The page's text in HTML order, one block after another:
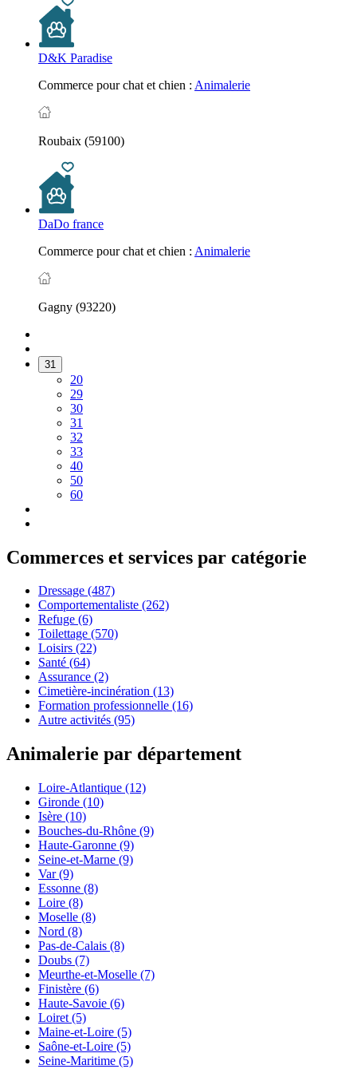
D&K Paradise
Commerce pour chat et chien : Animalerie
Roubaix (59100)
DaDo france
Commerce pour chat et chien : Animalerie
Gagny (93220)
31
20
29
30
31
32
33
40
50
60
Commerces et services par catégorie
Dressage (487)
Comportementaliste (262)
Refuge (6)
Toilettage (570)
Loisirs (22)
Santé (64)
Assurance (2)
Cimetière-incinération (13)
Formation professionnelle (16)
Autre activités (95)
Animalerie par département
Loire-Atlantique (12)
Gironde (10)
Isère (10)
Bouches-du-Rhône (9)
Haute-Garonne (9)
Seine-et-Marne (9)
Var(9)
Essonne (8)
Loire (8)
Moselle (8)
Nord (8)
Pas-de-Calais (8)
Doubs (7)
Meurthe-et-Moselle (7)
Finistère (6)
Haute-Savoie (6)
Loiret (5)
Maine-et-Loire (5)
Saône-et-Loire (5)
Seine-Maritime (5)